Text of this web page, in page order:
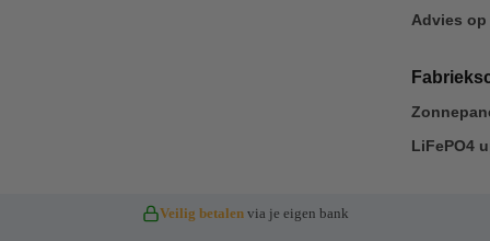
Advies op
LiFePO4
Veilig betalenvia je eigen bank